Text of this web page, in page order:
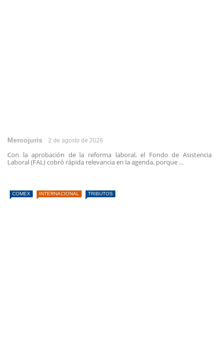
Mercojuris 2 de agosto de 2026
Con la aprobación de la reforma laboral, el Fondo de Asistencia
Laboral (FAL) cobró rápida relevancia en la agenda, porque ...
COMEX INTERNACIONAL TRIBUTOS